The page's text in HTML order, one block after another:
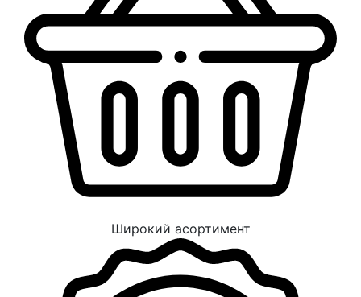
Широкий асортимент